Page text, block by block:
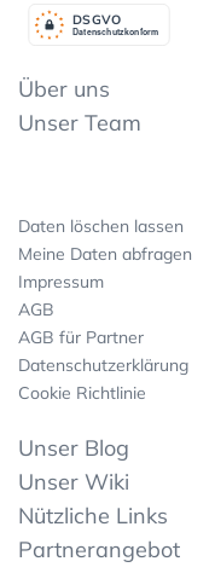
Datenschutzkonform
DSGVO
Über uns
Unser Team
Daten löschen lassen
Meine Daten abfragen
Impressum
AGB
AGB für Partner
Datenschutzerklärung
Cookie Richtlinie
Unser Blog
Unser Wiki
Nützliche Links
Partnerangebot